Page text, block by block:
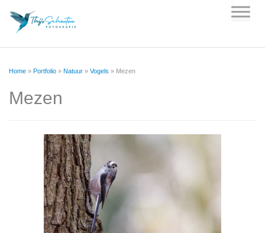
Home » Portfolio » Natuur » Vogels » Mezen
Mezen